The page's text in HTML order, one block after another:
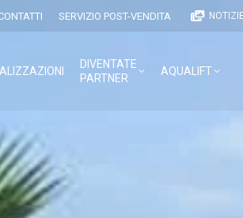
SERVIZIO POST-VENDITA
DIVENTATE
PARTNER
AQUALIFT